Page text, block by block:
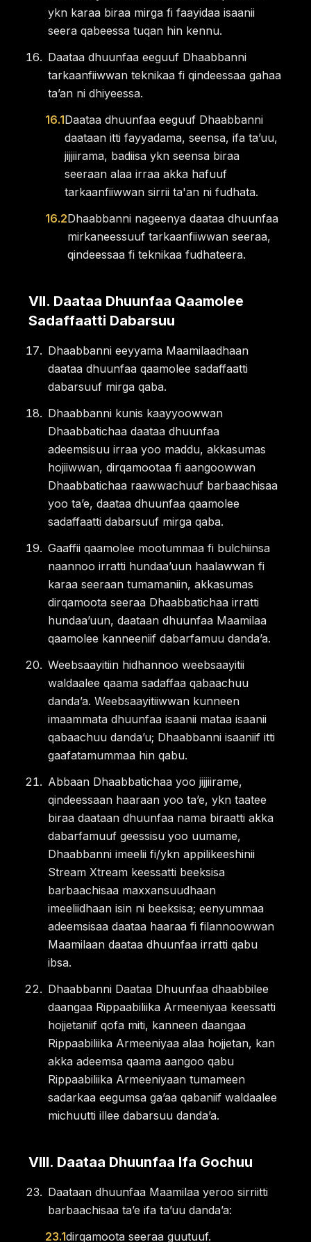
ykn karaa biraa mirga fi faayidaa isaanii
seera qabeessa tuqan hin kennu.
Daataa dhuunfaa eeguuf Dhaabbanni
tarkaanfiiwwan teknikaa fi qindeessaa gahaa
taʼan ni dhiyeessa.
16.1Daataa dhuunfaa eeguuf Dhaabbanni
daataan itti fayyadama, seensa, ifa taʼuu,
jijjiirama, badiisa ykn seensa biraa
seeraan alaa irraa akka hafuuf
tarkaanfiiwwan sirrii ta'an ni fudhata.
16.2Dhaabbanni nageenya daataa dhuunfaa
mirkaneessuuf tarkaanfiiwwan seeraa,
qindeessaa fi teknikaa fudhateera.
VII. Daataa Dhuunfaa Qaamolee
Sadaffaatti Dabarsuu
Dhaabbanni eeyyama Maamilaadhaan
daataa dhuunfaa qaamolee sadaffaatti
dabarsuuf mirga qaba.
Dhaabbanni kunis kaayyoowwan
Dhaabbatichaa daataa dhuunfaa
adeemsisuu irraa yoo maddu, akkasumas
hojiiwwan, dirqamootaa fi aangoowwan
Dhaabbatichaa raawwachuuf barbaachisaa
yoo taʼe, daataa dhuunfaa qaamolee
sadaffaatti dabarsuuf mirga qaba.
Gaaffii qaamolee mootummaa fi bulchiinsa
naannoo irratti hundaaʼuun haalawwan fi
karaa seeraan tumamaniin, akkasumas
dirqamoota seeraa Dhaabbatichaa irratti
hundaaʼuun, daataan dhuunfaa Maamilaa
qaamolee kanneeniif dabarfamuu dandaʼa.
Weebsaayitiin hidhannoo weebsaayitii
waldaalee qaama sadaffaa qabaachuu
dandaʼa. Weebsaayitiiwwan kunneen
imaammata dhuunfaa isaanii mataa isaanii
qabaachuu dandaʼu; Dhaabbanni isaaniif itti
gaafatamummaa hin qabu.
Abbaan Dhaabbatichaa yoo jijjiirame,
qindeessaan haaraan yoo taʼe, ykn taatee
biraa daataan dhuunfaa nama biraatti akka
dabarfamuuf geessisu yoo uumame,
Dhaabbanni imeelii fi/ykn appilikeeshinii
Stream Xtream keessatti beeksisa
barbaachisaa maxxansuudhaan
imeeliidhaan isin ni beeksisa; eenyummaa
adeemsisaa daataa haaraa fi filannoowwan
Maamilaan daataa dhuunfaa irratti qabu
ibsa.
Dhaabbanni Daataa Dhuunfaa dhaabbilee
daangaa Rippaabiliika Armeeniyaa keessatti
hojjetaniif qofa miti, kanneen daangaa
Rippaabiliika Armeeniyaa alaa hojjetan, kan
akka adeemsa qaama aangoo qabu
Rippaabiliika Armeeniyaan tumameen
sadarkaa eegumsa gaʼaa qabaniif waldaalee
michuutti illee dabarsuu dandaʼa.
VIII. Daataa Dhuunfaa Ifa Gochuu
Daataan dhuunfaa Maamilaa yeroo sirriitti
barbaachisaa taʼe ifa taʼuu dandaʼa:
23.1dirqamoota seeraa guutuuf.